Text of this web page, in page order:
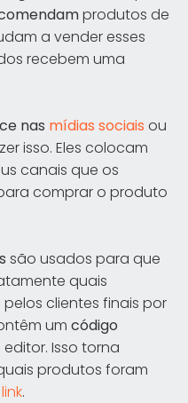
produtos de
a vender esses
recebem uma
nas mídias sociais ou
isso. Eles colocam
canais que os
comprar o produto
são usados para que
quais
clientes finais por
um código
Isso torna
produtos foram
link.